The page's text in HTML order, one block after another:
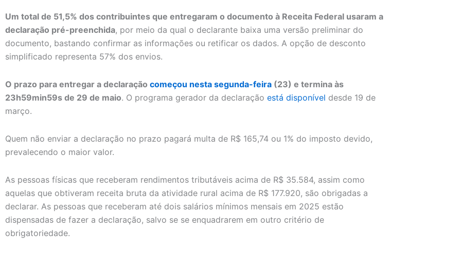
Um total de 51,5% dos contribuintes que entregaram o documento à Receita Federal usaram a
declaração pré-preenchida, por meio da qual o declarante baixa uma versão preliminar do
documento, bastando confirmar as informações ou retificar os dados. A opção de desconto
simplificado representa 57% dos envios.
O prazo para entregar a declaração começou nesta segunda-feira (23) e termina às
23h59min59s de 29 de maio. O programa gerador da declaração está disponível desde 19 de
março.
Quem não enviar a declaração no prazo pagará multa de R$ 165,74 ou 1% do imposto devido,
prevalecendo o maior valor.
As pessoas físicas que receberam rendimentos tributáveis acima de R$ 35.584, assim como
aquelas que obtiveram receita bruta da atividade rural acima de R$ 177.920, são obrigadas a
declarar. As pessoas que receberam até dois salários mínimos mensais em 2025 estão
dispensadas de fazer a declaração, salvo se se enquadrarem em outro critério de
obrigatoriedade.